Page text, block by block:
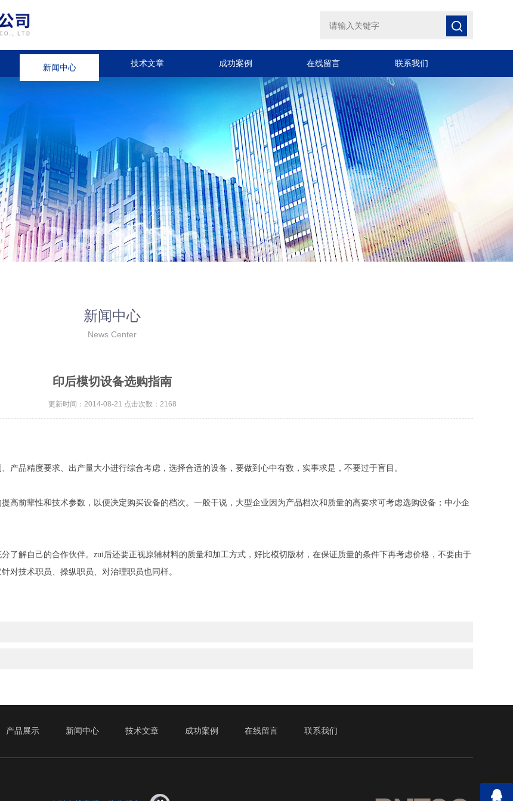
新闻中心 技术文章 成功案例 在线留言 联系我们
新闻中心
News Center
印后模切设备选购指南
更新时间：2014-08-21 点击次数：2168
品精度要求、出产量大小进行综合考虑，选择合适的设备，要做到心中有数，实事求是，不要过于盲目。
前辈性和技术参数，以便决定购买设备的档次。一般干说，大型企业因为产品档次和质量的高要求可考虑选购设备；中小企
解自己的合作伙伴。zui后还要正视原辅材料的质量和加工方式，好比模切版材，在保证质量的条件下再考虑价格，不要由于
对技术职员、操纵职员、对治理职员也同样。
产品展示 新闻中心 技术文章 成功案例 在线留言 联系我们